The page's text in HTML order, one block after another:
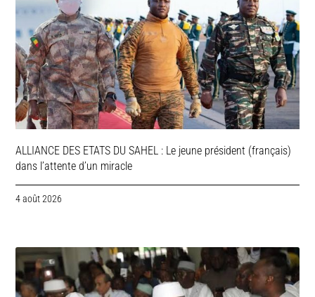
ALLIANCE DES ETATS DU SAHEL : Le jeune président (français)
dans l’attente d’un miracle
4 août 2026